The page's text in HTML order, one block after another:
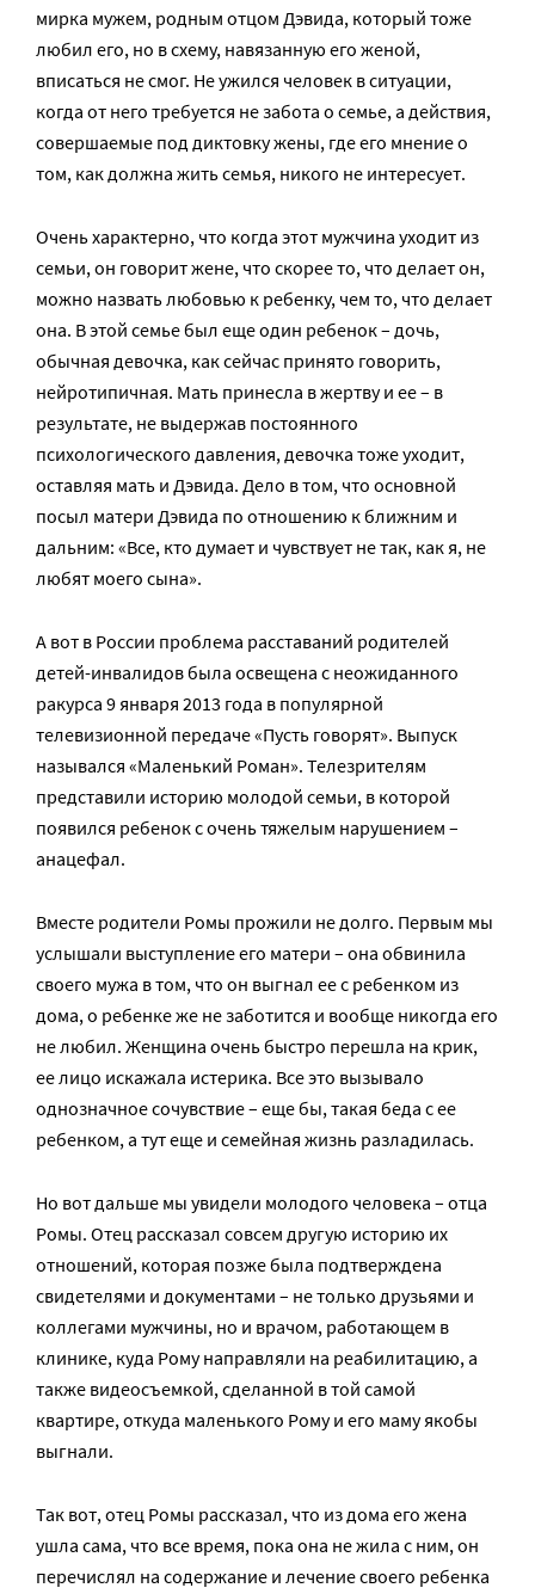
мирка мужем, родным отцом Дэвида, который тоже
любил его, но в схему, навязанную его женой,
вписаться не смог. Не ужился человек в ситуации,
когда от него требуется не забота о семье, а действия,
совершаемые под диктовку жены, где его мнение о
том, как должна жить семья, никого не интересует.
Очень характерно, что когда этот мужчина уходит из
семьи, он говорит жене, что скорее то, что делает он,
можно назвать любовью к ребенку, чем то, что делает
она. В этой семье был еще один ребенок – дочь,
обычная девочка, как сейчас принято говорить,
нейротипичная. Мать принесла в жертву и ее – в
результате, не выдержав постоянного
психологического давления, девочка тоже уходит,
оставляя мать и Дэвида. Дело в том, что основной
посыл матери Дэвида по отношению к ближним и
дальним: «Все, кто думает и чувствует не так, как я, не
любят моего сына».
А вот в России проблема расставаний родителей
детей-инвалидов была освещена с неожиданного
ракурса 9 января 2013 года в популярной
телевизионной передаче «Пусть говорят». Выпуск
назывался «Маленький Роман». Телезрителям
представили историю молодой семьи, в которой
появился ребенок с очень тяжелым нарушением –
анацефал.
Вместе родители Ромы прожили не долго. Первым мы
услышали выступление его матери – она обвинила
своего мужа в том, что он выгнал ее с ребенком из
дома, о ребенке же не заботится и вообще никогда его
не любил. Женщина очень быстро перешла на крик,
ее лицо искажала истерика. Все это вызывало
однозначное сочувствие – еще бы, такая беда с ее
ребенком, а тут еще и семейная жизнь разладилась.
Но вот дальше мы увидели молодого человека – отца
Ромы. Отец рассказал совсем другую историю их
отношений, которая позже была подтверждена
свидетелями и документами – не только друзьями и
коллегами мужчины, но и врачом, работающем в
клинике, куда Рому направляли на реабилитацию, а
также видеосъемкой, сделанной в той самой
квартире, откуда маленького Рому и его маму якобы
выгнали.
Так вот, отец Ромы рассказал, что из дома его жена
ушла сама, что все время, пока она не жила с ним, он
перечислял на содержание и лечение своего ребенка